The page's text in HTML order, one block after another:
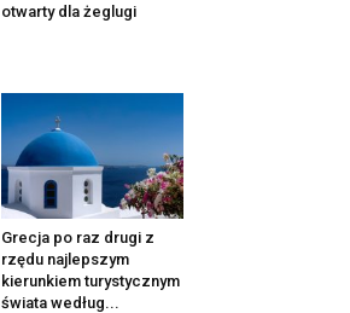
otwarty dla żeglugi
Grecja po raz drugi z
rzędu najlepszym
kierunkiem turystycznym
świata według...